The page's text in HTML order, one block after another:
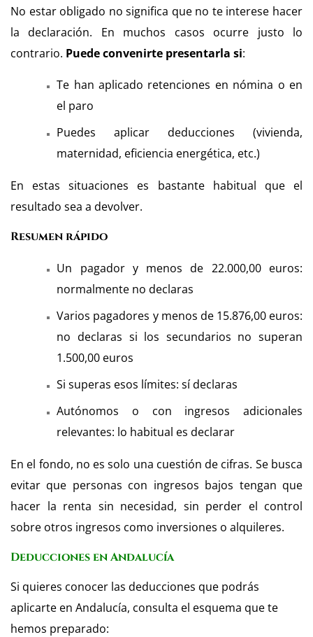
No estar obligado no significa que no te interese hacer
la declaración. En muchos casos ocurre justo lo
contrario. Puede convenirte presentarla si:
Te han aplicado retenciones en nómina o en
el paro
Puedes aplicar deducciones (vivienda,
maternidad, eficiencia energética, etc.)
En estas situaciones es bastante habitual que el
resultado sea a devolver.
Resumen rápido
Un pagador y menos de 22.000,00 euros:
normalmente no declaras
Varios pagadores y menos de 15.876,00 euros:
no declaras si los secundarios no superan
1.500,00 euros
Si superas esos límites: sí declaras
Autónomos o con ingresos adicionales
relevantes: lo habitual es declarar
En el fondo, no es solo una cuestión de cifras. Se busca
evitar que personas con ingresos bajos tengan que
hacer la renta sin necesidad, sin perder el control
sobre otros ingresos como inversiones o alquileres.
Deducciones en Andalucía
Si quieres conocer las deducciones que podrás
aplicarte en Andalucía, consulta el esquema que te
hemos preparado: